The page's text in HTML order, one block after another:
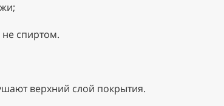
не спиртом.
верхний слой покрытия.